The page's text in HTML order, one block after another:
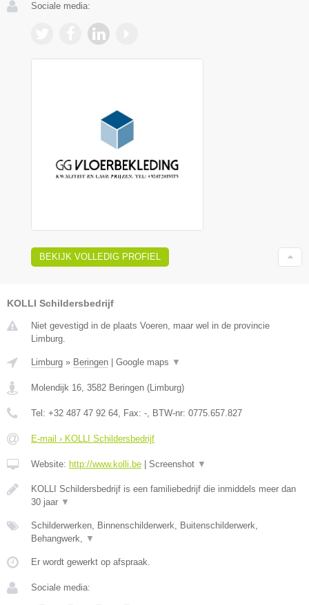
Sociale media:
BEKIJK VOLLEDIG PROFIEL
KOLLI Schildersbedrijf
Niet gevestigd in de plaats Voeren, maar wel in de provincie
Limburg.
Limburg » Beringen Google maps ▼
Molendijk 16, 3582 Beringen (Limburg)
Tel: +32 487 47 92 64, Fax: -, BTW-nr: 0775.657.827
E-mail › KOLLI Schildersbedrijf
Website: http://www.kolli.be Screenshot ▼
KOLLI Schildersbedrijf is een familiebedrijf die inmiddels meer dan
30 jaar ▼
Schilderwerken, Binnenschilderwerk, Buitenschilderwerk,
Behangwerk, ▼
Er wordt gewerkt op afspraak.
Sociale media: